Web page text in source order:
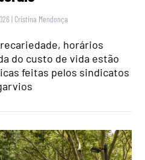
| Cristina Mendonça
horários
do custo de vida estão
feitas pelos sindicatos